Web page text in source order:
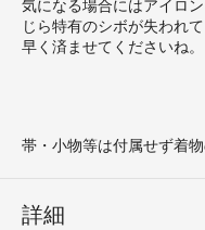
気になる場合にはアイロ
じら特有のシボが失われ
早く済ませてくださいね。
帯・小物等は付属せず着
詳細